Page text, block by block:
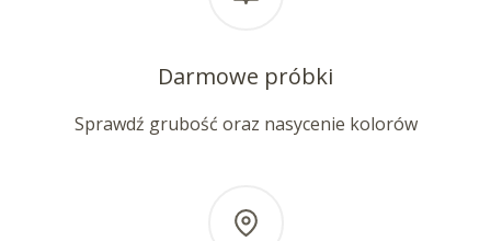
Darmowe próbki
Sprawdź grubość oraz nasycenie kolorów